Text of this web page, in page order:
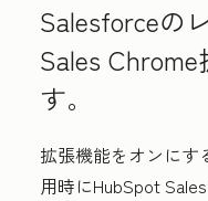
Salesforceの
Sales
す。
拡張機能をオンにす
用時にHubSpot